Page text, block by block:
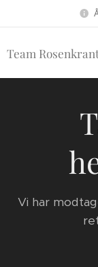
Team
Vi har